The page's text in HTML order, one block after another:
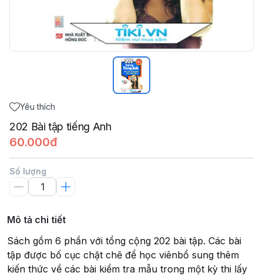
Yêu thích
202 Bài tập tiếng Anh
60.000đ
Số lượng
Mô tả chi tiết
Sách gồm 6 phần với tổng cộng 202 bài tập. Các bài
tập được bố cục chặt chẽ để học viênbổ sung thêm
kiến thức về các bài kiểm tra mẫu trong một kỳ thi lấy